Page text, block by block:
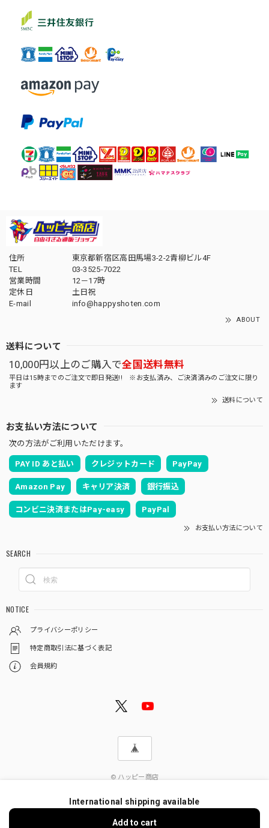
住所
東京都新宿区高田馬場3-2-2青柳ビル4F
TEL
03-3525-7022
営業時間
12－17時
定休日
土日祝
E-mail
info@happyshoten.com
ABOUT
送料について
10,000円以上のご購入で全国送料無料
平日は15時までのご注文で即日発送!! ※お支払済み、ご決済済みのご注文に限り
ます
送料について
お支払い方法について
次の方法がご利用いただけます。
PAY ID あと払い クレジットカード PayPay
Amazon Pay キャリア決済 銀行振込
コンビニ決済またはPay-easy PayPal
お支払い方法について
SEARCH
NOTICE
プライバシーポリシー
特定商取引法に基づく表記
会員規約
© ハッピー商店
International shipping available
Add to cart